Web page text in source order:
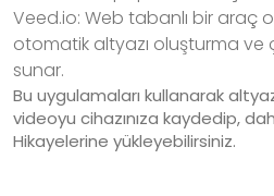
Veed.io: Web tabanlı bir araç
otomatik altyazı oluşturma ve
sunar.
Bu uygulamaları kullanarak
videoyu cihazınıza kaydedip,
Hikayelerine yükleyebilirsiniz.